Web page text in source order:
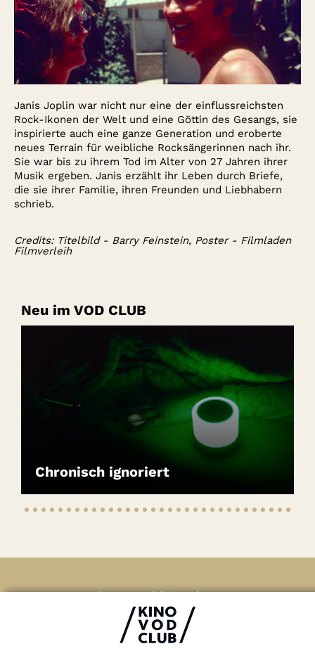
Janis Joplin war nicht nur eine der einflussreichsten
Rock-Ikonen der Welt und eine Göttin des Gesangs, sie
inspirierte auch eine ganze Generation und eroberte
neues Terrain für weibliche Rocksängerinnen nach ihr.
Sie war bis zu ihrem Tod im Alter von 27 Jahren ihrer
Musik ergeben. Janis erzählt ihr Leben durch Briefe,
die sie ihrer Familie, ihren Freunden und Liebhabern
schrieb.
Credits: Titelbild - Barry Feinstein, Poster - Filmladen
Filmverleih
Neu im VOD CLUB
Chronisch ignoriert
Impressum & Datenschutz
AGB
Kontakt